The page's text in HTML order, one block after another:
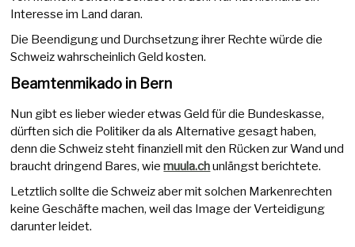
Interesse im Land daran.
Die Beendigung und Durchsetzung ihrer Rechte würde die
Schweiz wahrscheinlich Geld kosten.
Beamtenmikado in Bern
Nun gibt es lieber wieder etwas Geld für die Bundeskasse,
dürften sich die Politiker da als Alternative gesagt haben,
denn die Schweiz steht finanziell mit den Rücken zur Wand und
braucht dringend Bares, wiemuula.chunlängst berichtete.
Letztlich sollte die Schweiz aber mit solchen Markenrechten
keine Geschäfte machen, weil das Image der Verteidigung
darunter leidet.